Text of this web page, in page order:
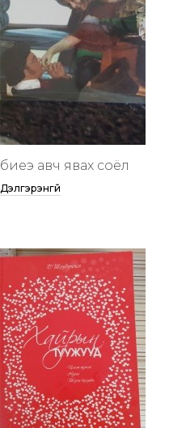
биеэ авч явах соёл
Дэлгэрэнгүй